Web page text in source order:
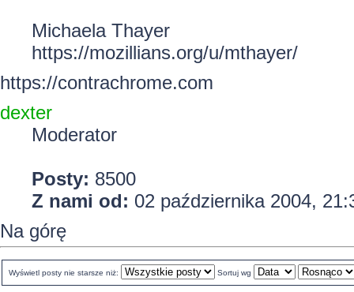
Michaela Thayer
https://mozillians.org/u/mthayer/
https://contrachrome.com
dexter
Moderator
Posty: 8500
Z nami od: 02 października 2004,
Na górę
Wyświetl posty nie starsze niż: Sortuj wg